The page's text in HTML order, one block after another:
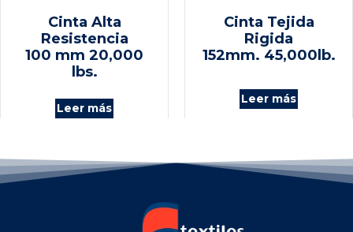
Cinta Alta
Resistencia
100 mm 20,000
lbs.
Leer más
Cinta Tejida
Rigida
152mm. 45,000lb.
Leer más